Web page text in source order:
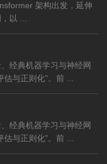
架构出发，延伸
以 ...
经典机器学习与神经网
估与正则化”。前 ...
经典机器学习与神经网
估与正则化”。前 ...